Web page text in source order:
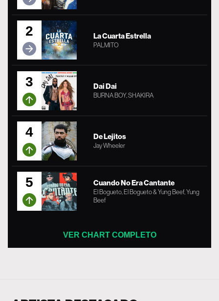
2 La Cuarta Estrella
PALMITO
3 Dai Dai
BURNA BOY, SHAKIRA
4 De Lejitos
Jay Wheeler
5 Cuando No Era Cantante
El Bogueto, El Bogueto & Yung Beef, Yung
Beef
VER CHART COMPLETO